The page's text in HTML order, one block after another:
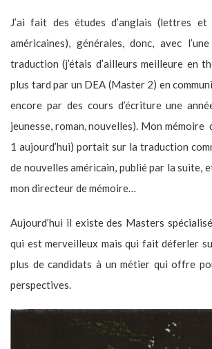
J’ai fait des études d’anglais (lettres
américaines), générales, donc, avec
traduction (j’étais d’ailleurs meilleure en
plus tard par un DEA (Master 2) en
encore par des cours d’écriture une
jeunesse, roman, nouvelles). Mon
1 aujourd’hui) portait sur la traduction
de nouvelles américain, publié par la suite,
mon directeur de mémoire…
Aujourd’hui il existe des Masters
qui est merveilleux mais qui fait déferler
plus de candidats à un métier qui offre
perspectives.